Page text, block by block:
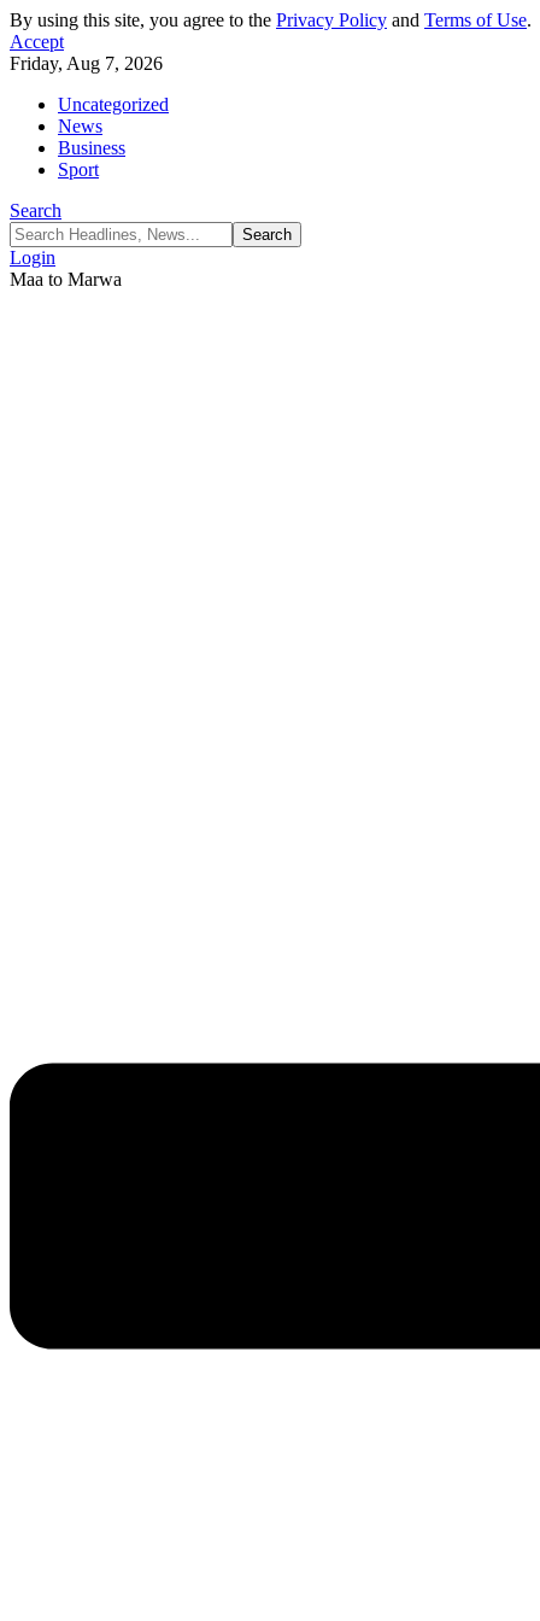
By using this site, you agree to the Privacy Policy and Terms of Use.
Accept
Friday, Aug 7, 2026
Uncategorized
News
Business
Sport
Search
Login
Maa to Marwa